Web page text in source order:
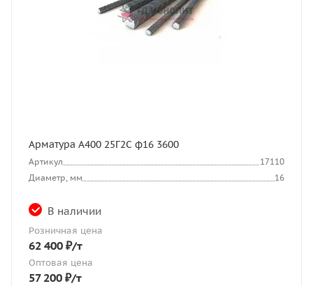
Арматура А400 25Г2С ф16 3600
Артикул
17110
Диаметр, мм
16
В наличии
Розничная цена
62 400 ₽/т
Оптовая цена
57 200 ₽/т